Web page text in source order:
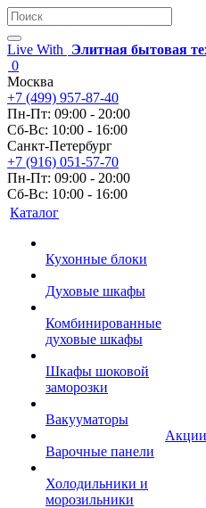
Live With
Элитная бытовая
0
Москва
+7 (499) 957-87-40
Пн-Пт: 09:00 - 20:00
Сб-Вс: 10:00 - 16:00
Санкт-Петербург
+7 (916) 051-57-70
Пн-Пт: 09:00 - 20:00
Сб-Вс: 10:00 - 16:00
Каталог
Кухонные блоки
Духовые шкафы
Комбинированные
духовые шкафы
Шкафы шоковой
заморозки
Вакууматоры
Варочные панели
Холодильники и
морозильники
Акции